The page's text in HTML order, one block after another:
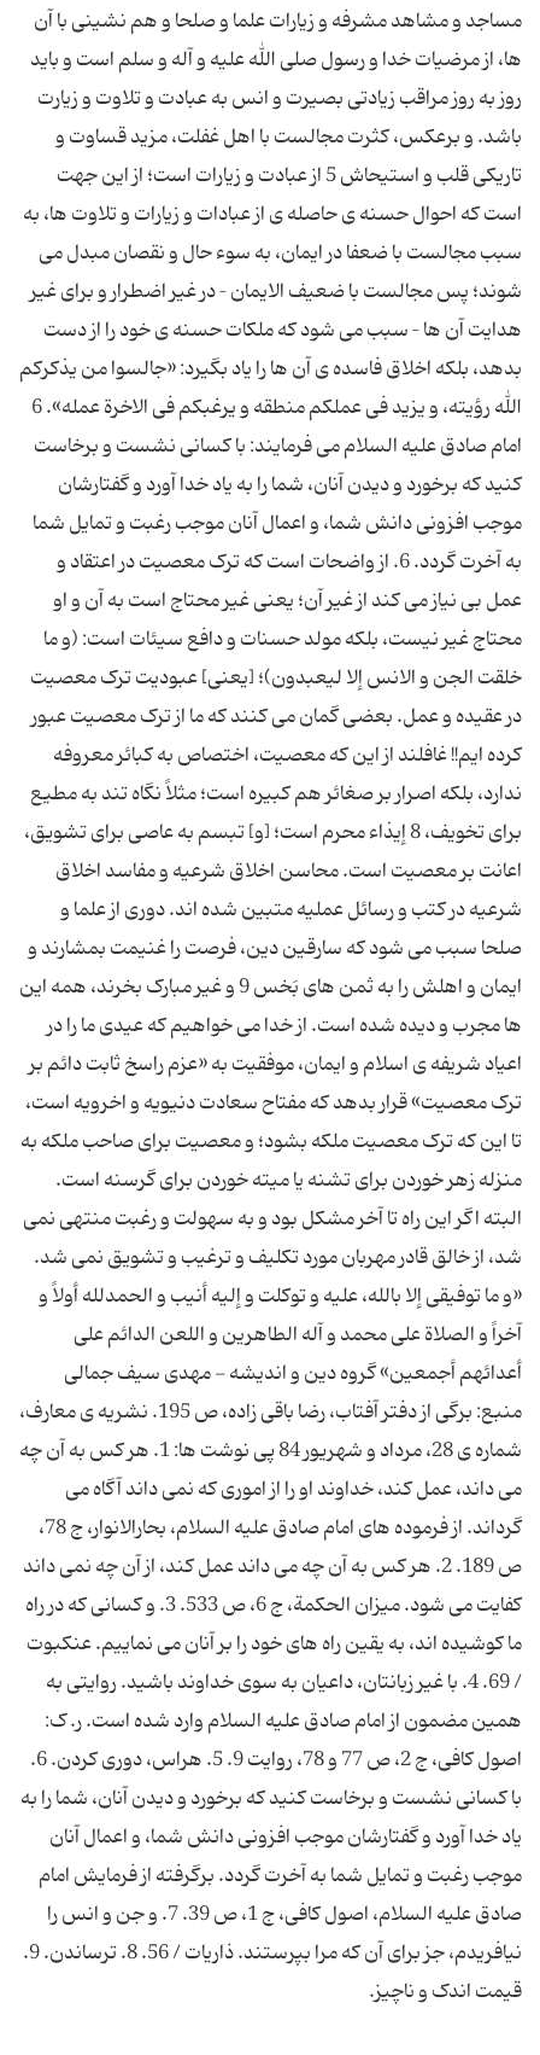
مساجد و مشاهد مشرفه و زیارات علما و صلحا و هم نشینی با آن
ها، از مرضیات خدا و رسول صلی الله علیه و آله و سلم است و باید
روز به روز مراقب زیادتی بصیرت و انس به عبادت و تلاوت و زیارت
باشد. و برعکس، کثرت مجالست با اهل غفلت، مزید قساوت و
تاریکی قلب و استیحاش 5 از عبادت و زیارات است؛ از این جهت
است که احوال حسنه ی حاصله ی از عبادات و زیارات و تلاوت ها، به
سبب مجالست با ضعفا در ایمان، به سوء حال و نقصان مبدل می
شوند؛ پس مجالست با ضعیف الایمان – در غیر اضطرار و برای غیر
هدایت آن ها – سبب می شود که ملکات حسنه ی خود را از دست
بدهد، بلکه اخلاق فاسده ی آن ها را یاد بگیرد: «جالسوا من یذکرکم
الله رؤیته، و یزید فی عملکم منطقه و یرغبکم فی الاخرة عمله». 6
امام صادق علیه السلام می فرمایند: با کسانی نشست و برخاست
کنید که برخورد و دیدن آنان، شما را به یاد خدا آورد و گفتارشان
موجب افزونی دانش شما، و اعمال آنان موجب رغبت و تمایل شما
به آخرت گردد. 6. از واضحات است که ترک معصیت در اعتقاد و
عمل بی نیاز می کند از غیر آن؛ یعنی غیر محتاج است به آن و او
محتاج غیر نیست، بلکه مولد حسنات و دافع سیئات است: (و ما
خلقت الجن و الانس إلا لیعبدون)؛ [یعنی] عبودیت ترک معصیت
در عقیده و عمل. بعضی گمان می کنند که ما از ترک معصیت عبور
کرده ایم!! غافلند از این که معصیت، اختصاص به کبائر معروفه
ندارد، بلکه اصرار بر صغائر هم کبیره است؛ مثلاً نگاه تند به مطیع
برای تخویف، 8 إیذاء محرم است؛ [و] تبسم به عاصی برای تشویق،
اعانت بر معصیت است. محاسن اخلاق شرعیه و مفاسد اخلاق
شرعیه در کتب و رسائل عملیه متبین شده اند. دوری از علما و
صلحا سبب می شود که سارقین دین، فرصت را غنیمت بمشارند و
ایمان و اهلش را به ثمن های بَخس 9 و غیر مبارک بخرند، همه این
ها مجرب و دیده شده است. از خدا می خواهیم که عیدی ما را در
اعیاد شریفه ی اسلام و ایمان، موفقیت به «عزم راسخ ثابت دائم بر
ترک معصیت» قرار بدهد که مفتاح سعادت دنیویه و اخرویه است،
تا این که ترک معصیت ملکه بشود؛ و معصیت برای صاحب ملکه به
منزله زهر خوردن برای تشنه یا میته خوردن برای گرسنه است.
البته اگر این راه تا آخر مشکل بود و به سهولت و رغبت منتهی نمی
شد، از خالق قادر مهربان مورد تکلیف و ترغیب و تشویق نمی شد.
«و ما توفیقی إلا بالله، علیه و توکلت و إلیه أنیب و الحمدلله أولاً و
آخراً و الصلاة علی محمد و آله الطاهرین و اللعن الدائم علی
أعدائهم أجمعین» گروه دین و اندیشه - مهدی سیف جمالی
منبع: برگی از دفتر آفتاب، رضا باقی زاده، ص 195. نشریه ی معارف،
شماره ی 28، مرداد و شهریور 84 پی نوشت ها: 1. هر کس به آن چه
می داند، عمل کند، خداوند او را از اموری که نمی داند آگاه می
گرداند. از فرموده های امام صادق علیه السلام، بحارالانوار، ج 78،
ص 189. 2. هر کس به آن چه می داند عمل کند، از آن چه نمی داند
کفایت می شود. میزان الحکمة، ج 6، ص 533. 3. و کسانی که در راه
ما کوشیده اند، به یقین راه های خود را بر آنان می نماییم. عنکبوت
/ 69. 4. با غیر زبانتان، داعیان به سوی خداوند باشید. روایتی به
همین مضمون از امام صادق علیه السلام وارد شده است. ر. ک:
اصول کافی، ج 2، ص 77 و 78، روایت 9. 5. هراس، دوری کردن. 6.
با کسانی نشست و برخاست کنید که برخورد و دیدن آنان، شما را به
یاد خدا آورد و گفتارشان موجب افزونی دانش شما، و اعمال آنان
موجب رغبت و تمایل شما به آخرت گردد. برگرفته از فرمایش امام
صادق علیه السلام، اصول کافی، ج 1، ص 39. 7. و جن و انس را
نیافریدم، جز برای آن که مرا بپرستند. ذاریات / 56. 8. ترساندن. 9.
قیمت اندک و ناچیز.